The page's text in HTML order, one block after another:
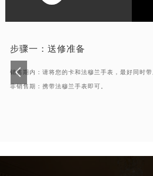
步骤一： 送修准备
销售期内：请将您的卡和法穆兰手表，最好同时带
非销售期：携带法穆兰手表即可。